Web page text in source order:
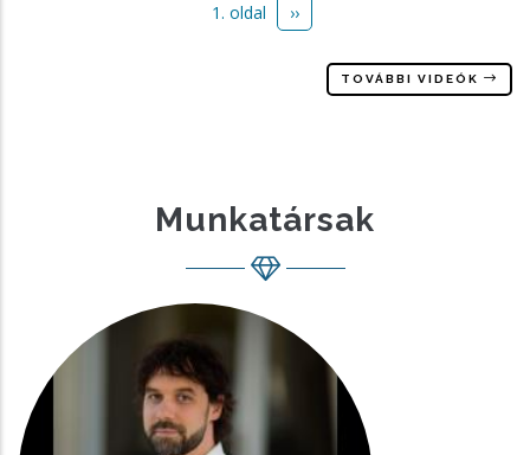
1. oldal
Következő
››
TOVÁBBI VIDEÓK
Munkatársak